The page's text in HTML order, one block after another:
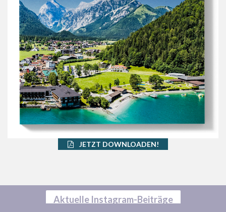
JETZT DOWNLOADEN!
Aktuelle Instagram-Beiträge